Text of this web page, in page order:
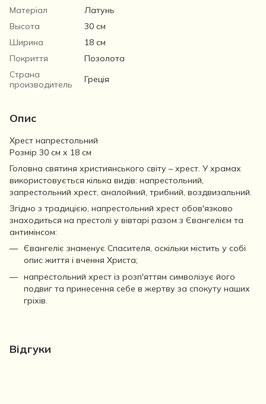
Матеріал
Латунь
Высота
30 см
Ширина
18 см
Покриття
Позолота
Страна
производитель
Греція
Опис
Хрест напрестольний
Розмір 30 см х 18 см
Головна святиня християнського світу – хрест. У храмах
використовується кілька видів: напрестольний,
запрестольний хрест, аналойний, трибний, воздвизальний.
Згідно з традицією, напрестольний хрест обов'язково
знаходиться на престолі у вівтарі разом з Євангелієм та
антимінсом:
Євангеліє знаменує Спасителя, оскільки містить у собі
опис життя і вчення Христа;
напрестольний хрест із розп'яттям символізує його
подвиг та принесення себе в жертву за спокуту наших
гріхів.
Відгуки